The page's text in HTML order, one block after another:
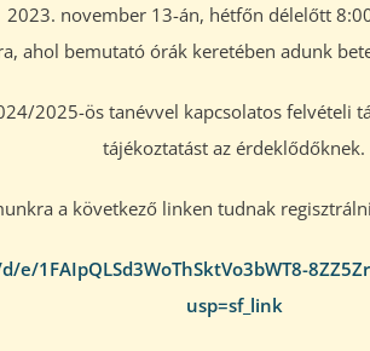
2023. november 13-án, hétfőn délelőtt
ahol bemutató órák keretében adunk
2025-ös tanévvel kapcsolatos felvételi
tájékoztatást az érdeklődőknek.
a következő linken tudnak
1FAIpQLSd3WoThSktVo3bWT8-
usp=sf_link